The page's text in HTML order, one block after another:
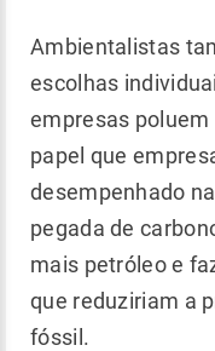
Ambientalistas
escolhas
empresas
papel que
desempenhado
pegada de
mais petróleo e
que reduziriam a
fóssil.